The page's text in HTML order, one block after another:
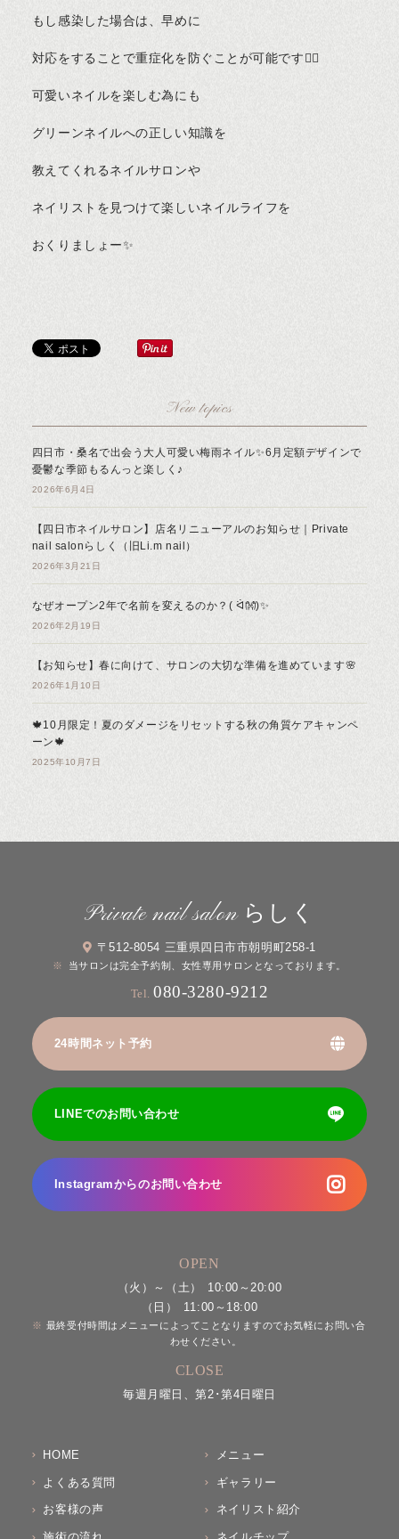
もし感染した場合は、早めに
対応をすることで重症化を防ぐことが可能です🙆‍♀️
可愛いネイルを楽しむ為にも
グリーンネイルへの正しい知識を
教えてくれるネイルサロンや
ネイリストを見つけて楽しいネイルライフを
おくりましょー✨
New topics
四日市・桑名で出会う大人可愛い梅雨ネイル✨6月定額デザインで
憂鬱な季節もるんっと楽しく♪
2026年6月4日
【四日市ネイルサロン】店名リニューアルのお知らせ｜Private
nail salonらしく（旧Li.m nail）
2026年3月21日
なぜオープン2年で名前を変えるのか？( ᐛ👐)✨
2026年2月19日
【お知らせ】春に向けて、サロンの大切な準備を進めています🌸
2026年1月10日
🍁10月限定！夏のダメージをリセットする秋の角質ケアキャンペ
ーン🍁
2025年10月7日
Private nail salon らしく
〒512-8054 三重県四日市市朝明町258-1
当サロンは完全予約制、女性専用サロンとなっております。
Tel. 080-3280-9212
24時間ネット予約
LINEでのお問い合わせ
Instagramからのお問い合わせ
OPEN
（火）～（土）
10:00～20:00
（日）
11:00～18:00
最終受付時間はメニューによってことなりますのでお気軽にお問い合
わせください。
CLOSE
毎週月曜日、第2･第4日曜日
HOME メニュー
よくある質問 ギャラリー
お客様の声 ネイリスト紹介